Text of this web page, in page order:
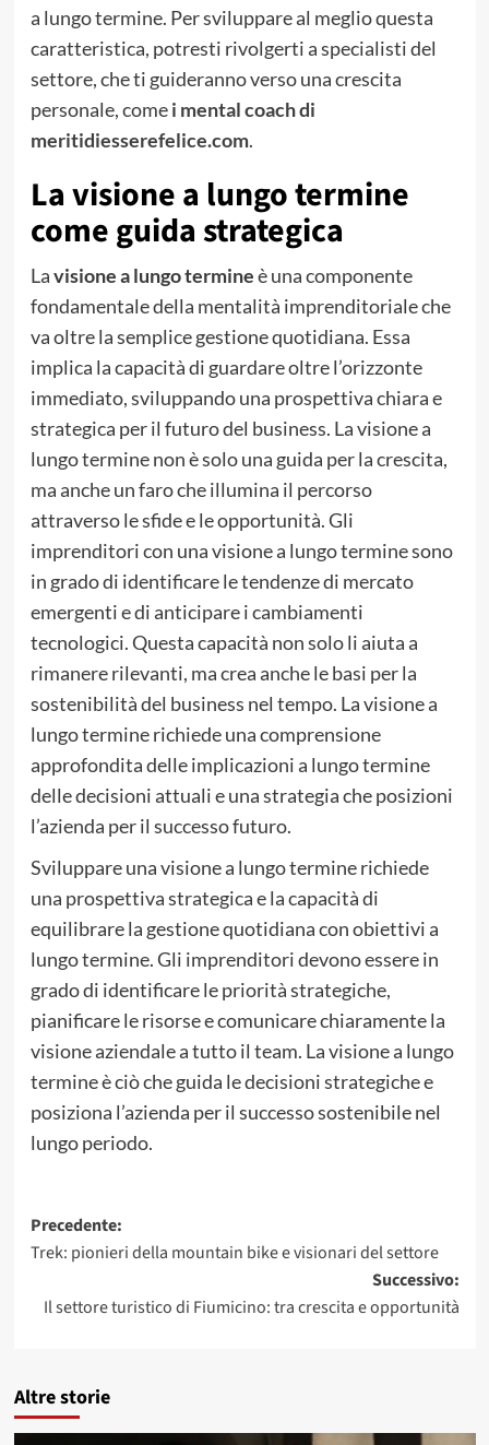
a lungo termine. Per sviluppare al meglio questa
caratteristica, potresti rivolgerti a specialisti del
settore, che ti guideranno verso una crescita
personale, comei mental coach di
meritidiesserefelice.com.
La visione a lungo termine
come guida strategica
Lavisione a lungo termineè una componente
fondamentale della mentalità imprenditoriale che
va oltre la semplice gestione quotidiana. Essa
implica la capacità di guardare oltre l’orizzonte
immediato, sviluppando una prospettiva chiara e
strategica per il futuro del business. La visione a
lungo termine non è solo una guida per la crescita,
ma anche un faro che illumina il percorso
attraverso le sfide e le opportunità. Gli
imprenditori con una visione a lungo termine sono
in grado di identificare le tendenze di mercato
emergenti e di anticipare i cambiamenti
tecnologici. Questa capacità non solo li aiuta a
rimanere rilevanti, ma crea anche le basi per la
sostenibilità del business nel tempo. La visione a
lungo termine richiede una comprensione
approfondita delle implicazioni a lungo termine
delle decisioni attuali e una strategia che posizioni
l’azienda per il successo futuro.
Sviluppare una visione a lungo termine richiede
una prospettiva strategica e la capacità di
equilibrare la gestione quotidiana con obiettivi a
lungo termine. Gli imprenditori devono essere in
grado di identificare le priorità strategiche,
pianificare le risorse e comunicare chiaramente la
visione aziendale a tutto il team. La visione a lungo
termine è ciò che guida le decisioni strategiche e
posiziona l’azienda per il successo sostenibile nel
lungo periodo.
Navigazione
articolo
Precedente:
Trek: pionieri della mountain bike e visionari del settore
Successivo:
Il settore turistico di Fiumicino: tra crescita e opportunità
Altre storie